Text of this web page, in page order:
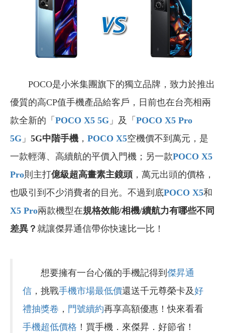
POCO是小米集團旗下的獨立品牌，致力於推出
優質的高CP值手機產品給客戶，日前也在台亮相兩
款全新的「 POCO X5 5G 」及「 POCO X5 Pro
5G 」 5G中階手機 ， POCO X5空機價不到萬元，是
一款輕薄、高續航的平價入門機；另一款POCO X5
Pro則主打億級超高畫素主鏡頭 ，萬元出頭的價格，
也吸引到不少消費者的目光。不過到底POCO X5和
X5 Pro兩款機型在規格效能/相機/續航力有哪些不同
差異？ 就讓傑昇通信帶你快速比一比！
想要擁有一台心儀的手機記得到 傑昇通
信 ，挑戰手機市場最低價還送千元尊榮卡及好
禮抽獎卷 ， 門號續約再享高額優惠！快來看看
手機超低價格 ！買手機．來傑昇．好節省！